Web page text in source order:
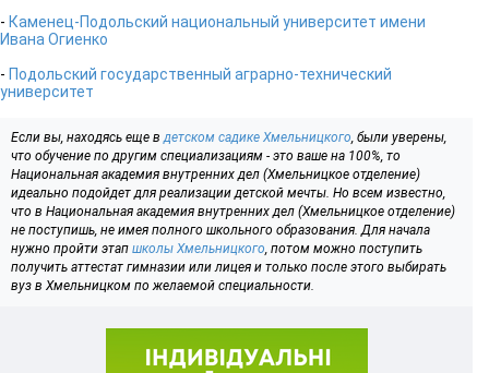
- Каменец-Подольский национальный университет имени
Ивана Огиенко
- Подольский государственный аграрно-технический
университет
Если вы, находясь еще в детском садике Хмельницкого , были уверены,
что обучение по другим специализациям - это ваше на 100%, то
Национальная академия внутренних дел (Хмельницкое отделение)
идеально подойдет для реализации детской мечты. Но всем известно,
что в Национальная академия внутренних дел (Хмельницкое отделение)
не поступишь, не имея полного школьного образования. Для начала
нужно пройти этап школы Хмельницкого , потом можно поступить
получить аттестат гимназии или лицея и только после этого выбирать
вуз в Хмельницком по желаемой специальности.